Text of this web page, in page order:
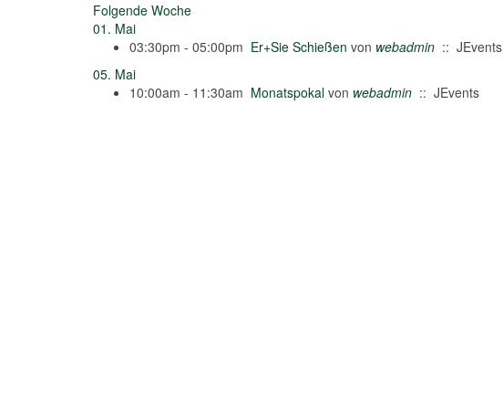
Folgende Woche
01. Mai
03:30pm - 05:00pm Er+Sie Schießen von webadmin :: JEvents
05. Mai
10:00am - 11:30am Monatspokal von webadmin :: JEvents